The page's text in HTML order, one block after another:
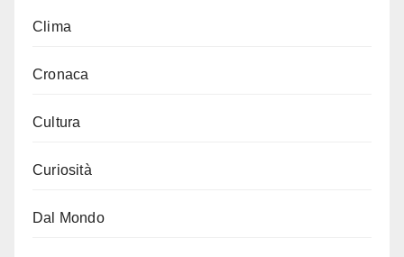
Clima
Cronaca
Cultura
Curiosità
Dal Mondo